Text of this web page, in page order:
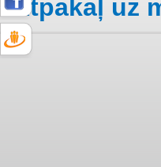
Atpakaļ uz